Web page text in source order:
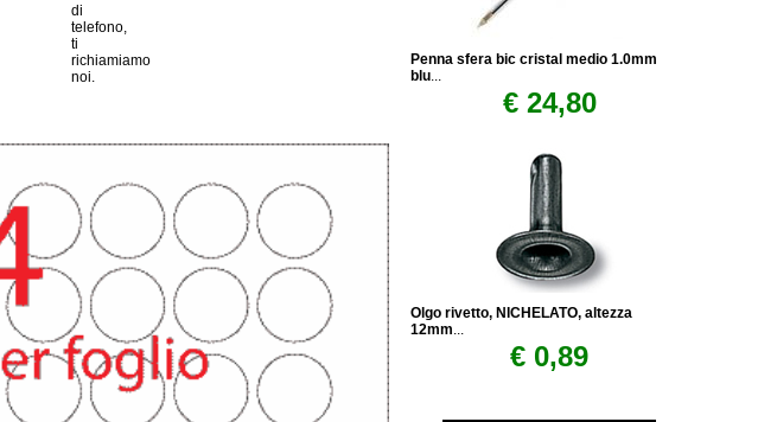
Penna sfera bic cristal medio 1.0mm
blu...
€ 24,80
Olgo rivetto, NICHELATO, altezza
12mm...
€ 0,89